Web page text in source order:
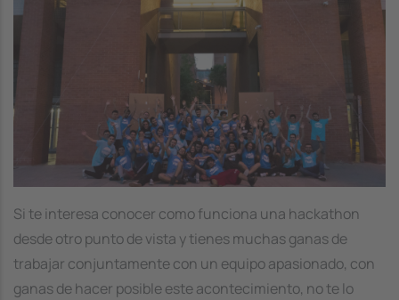
Si te interesa conocer como funciona una hackathon
desde otro punto de vista y tienes muchas ganas de
trabajar conjuntamente con un equipo apasionado, con
ganas de hacer posible este acontecimiento, no te lo